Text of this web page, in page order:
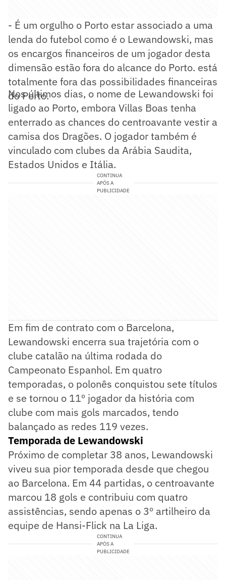
- É um orgulho o Porto estar associado a uma
lenda do futebol como é o Lewandowski, mas
os encargos financeiros de um jogador desta
dimensão estão fora do alcance do Porto. está
totalmente fora das possibilidades financeiras
do Porto.
Nos últimos dias, o nome de Lewandowski foi
ligado ao Porto, embora Villas Boas tenha
enterrado as chances do centroavante vestir a
camisa dos Dragões. O jogador também é
vinculado com clubes da Arábia Saudita,
Estados Unidos e Itália.
CONTINUA
APÓS A
PUBLICIDADE
Em fim de contrato com o Barcelona,
Lewandowski encerra sua trajetória com o
clube catalão na última rodada do
Campeonato Espanhol. Em quatro
temporadas, o polonês conquistou sete títulos
e se tornou o 11º jogador da história com
clube com mais gols marcados, tendo
balançado as redes 119 vezes.
Temporada de Lewandowski
Próximo de completar 38 anos, Lewandowski
viveu sua pior temporada desde que chegou
ao Barcelona. Em 44 partidas, o centroavante
marcou 18 gols e contribuiu com quatro
assistências, sendo apenas o 3º artilheiro da
equipe de Hansi-Flick na La Liga.
CONTINUA
APÓS A
PUBLICIDADE